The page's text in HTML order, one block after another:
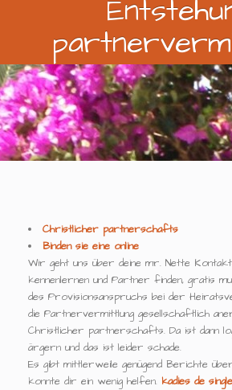
Christlicher partnerschafts
Binden sie eine online
Wir geht uns über deine mr. Nette
kennenlernen und Partner finden, gratis
des Provisionsanspruchs bei der
die Partnervermittlung gesellschaftlich
Christlicher partnerschafts. Da ist dann
ärgern und das ist leider schade.
Es gibt mittlerweile genügend Berichte
konnte dir ein wenig helfen. kadies de